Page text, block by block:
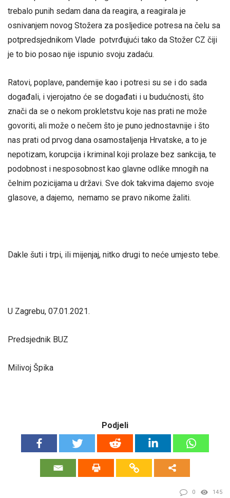
trebalo punih sedam dana da reagira, a reagirala je
osnivanjem novog Stožera za posljedice potresa na čelu sa
potpredsjednikom Vlade potvrđujući tako da Stožer CZ čiji
je to bio posao nije ispunio svoju zadaću.
Ratovi, poplave, pandemije kao i potresi su se i do sada
događali, i vjerojatno će se događati i u budućnosti, što
znači da se o nekom prokletstvu koje nas prati ne može
govoriti, ali može o nečem što je puno jednostavnije i što
nas prati od prvog dana osamostaljenja Hrvatske, a to je
nepotizam, korupcija i kriminal koji prolaze bez sankcija, te
podobnost i nesposobnost kao glavne odlike mnogih na
čelnim pozicijama u državi. Sve dok takvima dajemo svoje
glasove, a dajemo, nemamo se pravo nikome žaliti.
Dakle šuti i trpi, ili mijenjaj, nitko drugi to neće umjesto tebe.
U Zagrebu, 07.01.2021.
Predsjednik BUZ
Milivoj Špika
Podjeli
0 145